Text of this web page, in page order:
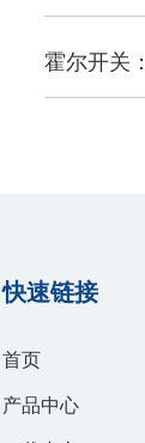
霍尔开关
快速链接
首页
产品中心